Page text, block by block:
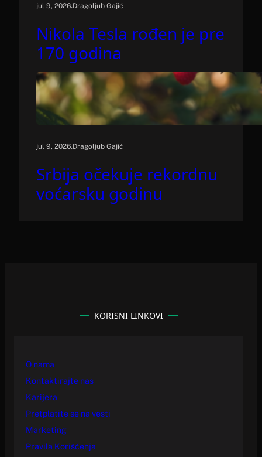
jul 9, 2026.Dragoljub Gajić
Nikola Tesla rođen je pre
170 godina
jul 9, 2026.Dragoljub Gajić
Srbija očekuje rekordnu
voćarsku godinu
KORISNI LINKOVI
O nama
Kontaktirajte nas
Karijera
Pretplatite se na vesti
Marketing
Pravila Korišćenja